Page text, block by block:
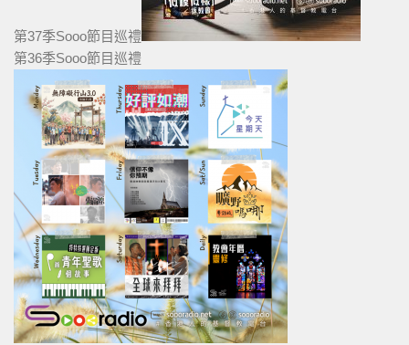
第37季Sooo節目巡禮
第36季Sooo節目巡禮